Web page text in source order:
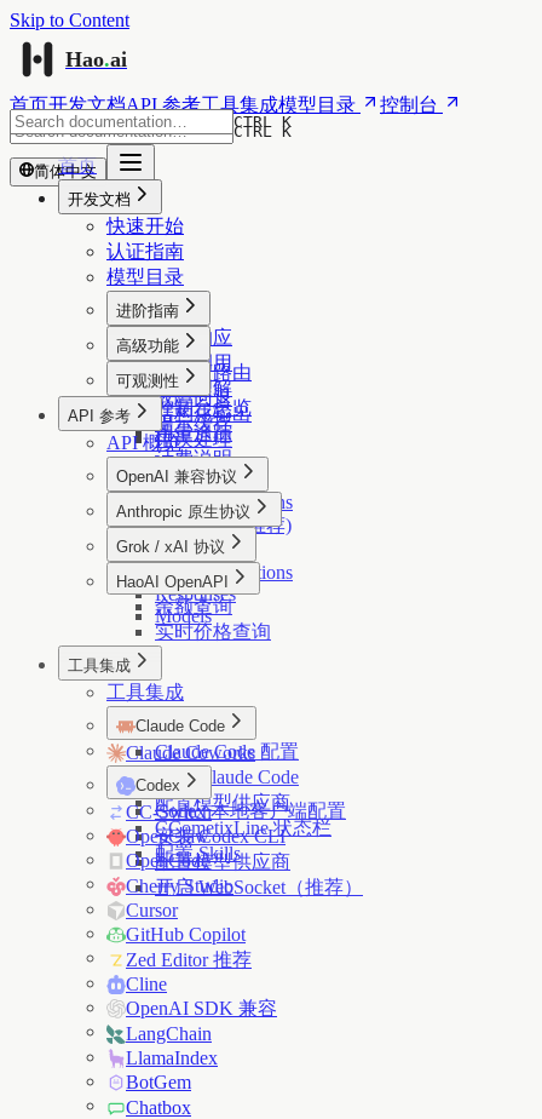
Skip to Content
Hao.ai
首页开发文档API 参考工具集成模型目录 控制台
CTRL K
简体中文
CTRL K
首页
开发文档
快速开始
认证指南
模型目录
进阶指南
流式响应
函数调用
视觉理解
结构化输出
错误处理
高级功能
供应商路由
故障回退
提示缓存
可观测性
控制台总览
用量追踪
计费说明
API 参考
API 概览
OpenAI 兼容协议
Chat Completions
Responses (推荐)
Models
Images
Anthropic 原生协议
Messages
Models
Grok / xAI 协议
Chat Completions
Responses
Models
HaoAI OpenAPI
余额查询
实时价格查询
工具集成
工具集成
Claude Code
Claude Code 配置
安装 Claude Code
配置模型供应商
CCometixLine 状态栏
配置 Skills
Claude Coworks
Codex
Codex 本地客户端配置
安装 Codex CLI
配置模型供应商
开启 WebSocket（推荐）
CC-Switch
OpenClaw
OpenCode
Cherry Studio
Cursor
GitHub Copilot
Zed Editor 推荐
Cline
OpenAI SDK 兼容
LangChain
LlamaIndex
BotGem
Chatbox